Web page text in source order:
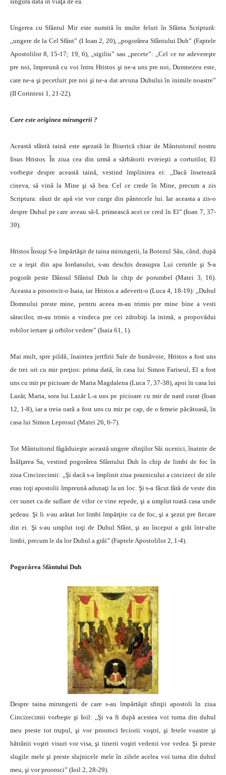
Ungerea cu Sfântul Mir este numită în multe feluri în Sfânta Scriptură:
,,ungere de la Cel Sfânt” (I Ioan 2, 20), ,,pogorârea Sfântului Duh” (Faptele
Apostolilor 8, 15-17; 19, 6), ,,sigiliu” sau ,,pecete”: ,,Cel ce ne adevereşte
pre noi, împreună cu voi întru Hristos şi ne-a uns pre noi, Dumnezeu este,
care ne-a şi pecetluit pre noi şi ne-a dat arvuna Duhului în inimile noastre”
(II Corinteni 1, 21-22).
Care este originea mirungerii ?
Această sfântă taină este aşezată în Biserică chiar de Mântuitorul nostru
Iisus Hristos. În ziua cea din urmă a sărbătorii evreieşti a corturilor, El
vorbeşte despre această taină, vestind împlinirea ei: ,,Dacă însetează
cineva, să vină la Mine şi să bea. Cel ce crede în Mine, precum a zis
Scriptura: râuri de apă vie vor curge din pântecele lui. Iar aceasta a zis-o
despre Duhul pe care aveau să-L primească acei ce cred în El” (Ioan 7, 37-
39).
Hristos Însuşi S-a împărtăşit de taina mirungerii, la Botezul Său, când, după
ce a ieşit din apa Iordanului, s-au deschis deasupra Lui cerurile şi S-a
pogorât peste Dânsul Sfântul Duh în chip de porumbel (Matei 3, 16).
Aceasta a proorocit-o Isaia, iar Hristos a adeverit-o (Luca 4, 18-19): ,,Duhul
Domnului preste mine, pentru aceea m-au trimis pre mine bine a vesti
săracilor, m-au trimis a vindeca pre cei zdrobiţi la inimă, a propovădui
robilor iertare şi orbilor vedere” (Isaia 61, 1).
Mai mult, spre pildă, înaintea jertfirii Sale de bunăvoie, Hristos a fost uns
de trei ori cu mir preţios: prima dată, în casa lui Simon Fariseul, El a fost
uns cu mir pe picioare de Maria Magdalena (Luca 7, 37-38), apoi în casa lui
Lazăr, Maria, sora lui Lazăr L-a uns pe picioare cu mir de nard curat (Ioan
12, 1-8), iar a treia oară a fost uns cu mir pe cap, de o femeie păcătoasă, în
casa lui Simon Leprosul (Matei 26, 6-7).
Tot Mântuitorul făgăduieşte această ungere sfinţilor Săi ucenici, înainte de
Înălţarea Sa, vestind pogorârea Sfântului Duh în chip de limbi de foc în
ziua Cincizecimii: ,,Şi dacă s-a împlinit ziua praznicului a cincizeci de zile
erau toţi apostolii împreună adunaţi la un loc. Şi s-a făcut fără de veste din
cer sunet ca de suflare de vifor ce vine repede, şi a umplut toată casa unde
şedeau. Şi li s-au arătat lor limbi împărţite ca de foc, şi a şezut pre fiecare
din ei. Şi s-au umplut toţi de Duhul Sfânt, şi au început a grăi într-alte
limbi, precum le da lor Duhul a grăi” (Faptele Apostolilor 2, 1-4).
Pogorârea Sfântului Duh
Despre taina mirungerii de care s-au împărtăşit sfinţii apostoli în ziua
Cincizecimii vorbeşte şi Ioil: ,,Şi va fi după acestea voi turna din duhul
meu preste tot trupul, şi vor prooroci feciorii voştri, şi fetele voastre şi
bătrânii voştri visuri vor visa, şi tinerii voştri vedenii vor vedea. Şi preste
slugile mele şi preste slujnicele mele în zilele acelea voi turna din duhul
meu, şi vor prooroci” (Ioil 2, 28-29).